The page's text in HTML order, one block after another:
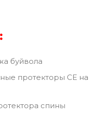
буйвола
протекторы CE на
спины